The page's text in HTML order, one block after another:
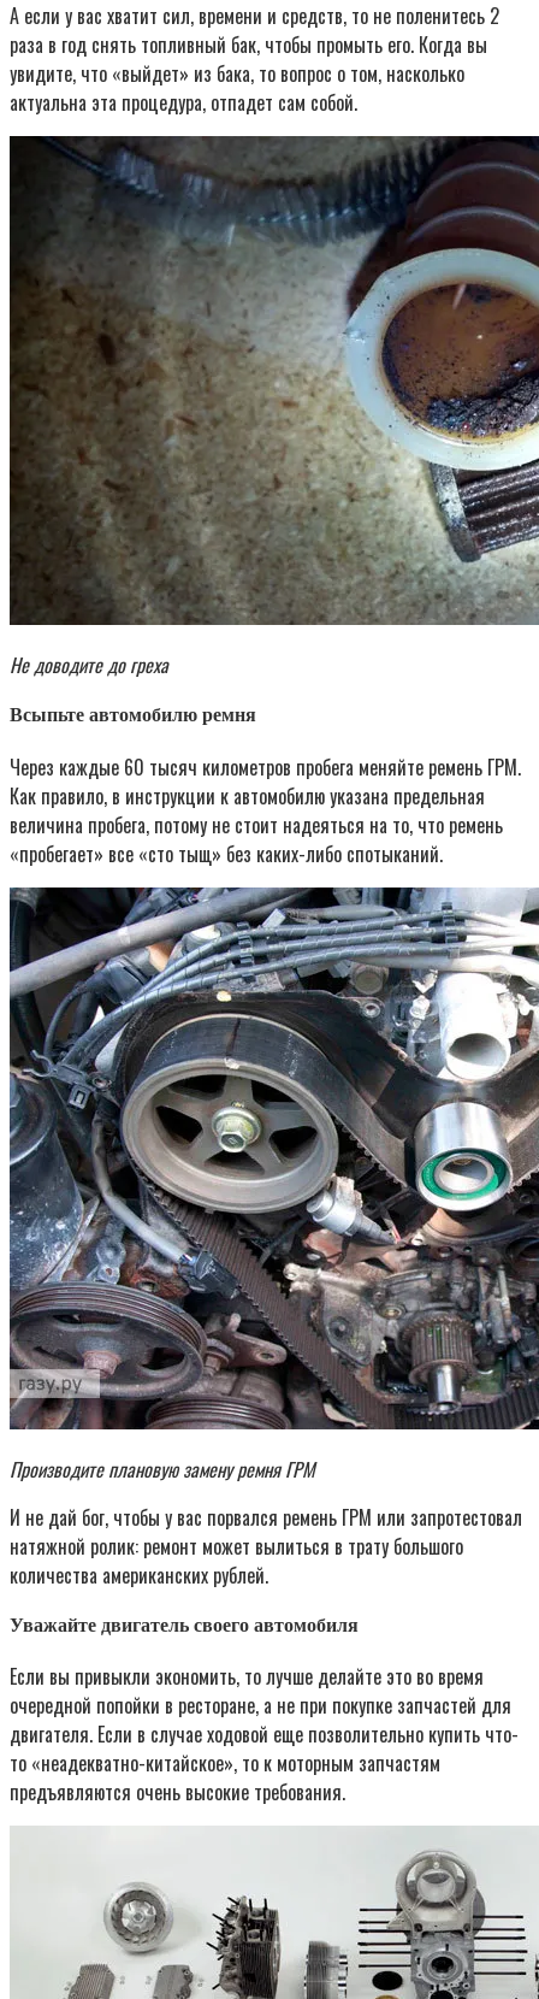
А если у вас хватит сил, времени и средств, то не поленитесь 2
раза в год снять топливный бак, чтобы промыть его. Когда вы
увидите, что «выйдет» из бака, то вопрос о том, насколько
актуальна эта процедура, отпадет сам собой.
Не доводите до греха
Всыпьте автомобилю ремня
Через каждые 60 тысяч километров пробега меняйте ремень ГРМ.
Как правило, в инструкции к автомобилю указана предельная
величина пробега, потому не стоит надеяться на то, что ремень
«пробегает» все «сто тыщ» без каких-либо спотыканий.
Производите плановую замену ремня ГРМ
И не дай бог, чтобы у вас порвался ремень ГРМ или запротестовал
натяжной ролик: ремонт может вылиться в трату большого
количества американских рублей.
Уважайте двигатель своего автомобиля
Если вы привыкли экономить, то лучше делайте это во время
очередной попойки в ресторане, а не при покупке запчастей для
двигателя. Если в случае ходовой еще позволительно купить что-
то «неадекватно-китайское», то к моторным запчастям
предъявляются очень высокие требования.